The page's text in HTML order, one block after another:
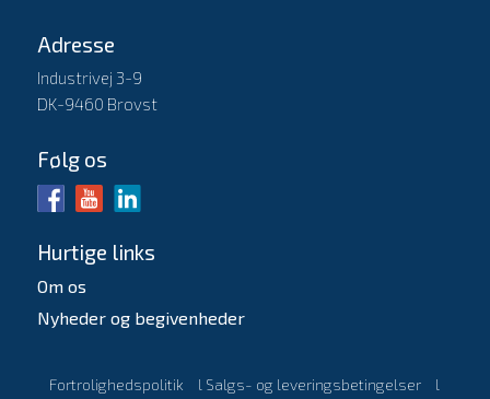
Adresse
Industrivej 3-9
DK-9460 Brovst
Følg os
Hurtige links
Om os
Nyheder og begivenheder
Fortrolighedspolitik l Salgs- og leveringsbetingelser
l